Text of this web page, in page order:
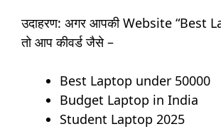
उदाहरण: अगर आपकी Website “Best
तो आप कीवर्ड जैसे –
Best Laptop under 50000
Budget Laptop in India
Student Laptop 2025